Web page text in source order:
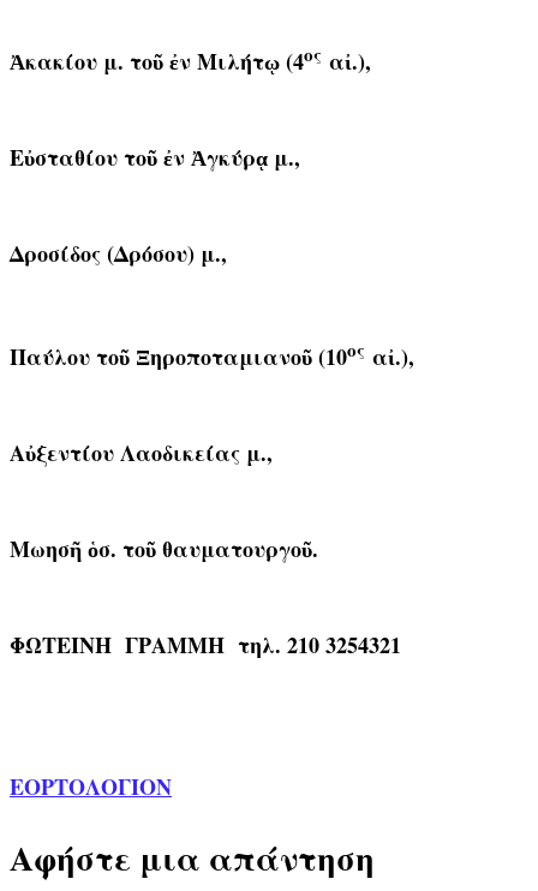
Ἀκακίου μ. τοῦ ἐν Μιλήτῳ (4ος αἰ.),
Εὐσταθίου τοῦ ἐν Ἀγκύρᾳ μ.,
Δροσίδος (Δρόσου) μ.,
Παύλου τοῦ Ξηροποταμιανοῦ (10ος αἰ.),
Αὐξεντίου Λαοδικείας μ.,
Μωησῆ ὁσ. τοῦ θαυματουργοῦ.
ΦΩΤΕΙΝΗ ΓΡΑΜΜΗ τηλ. 210 3254321
ΕΟΡΤΟΛΟΓΙΟΝ
Αφήστε μια απάντηση